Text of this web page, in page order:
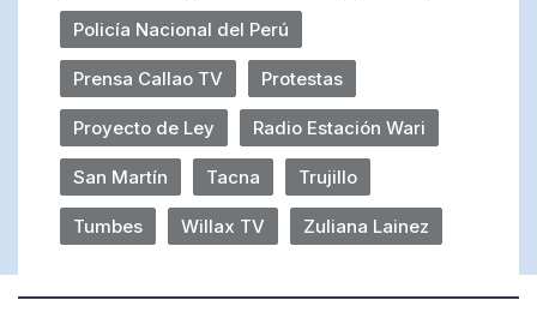
Policía Nacional del Perú
Prensa Callao TV Protestas
Proyecto de Ley Radio Estación Wari
San Martín Tacna Trujillo
Tumbes Willax TV Zuliana Lainez